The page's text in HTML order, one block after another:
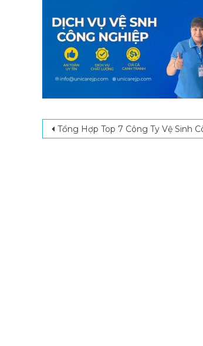
Post navigation
Tổng Hợp Top 7 Công Ty Vệ Sinh Công Nghiệp Bình